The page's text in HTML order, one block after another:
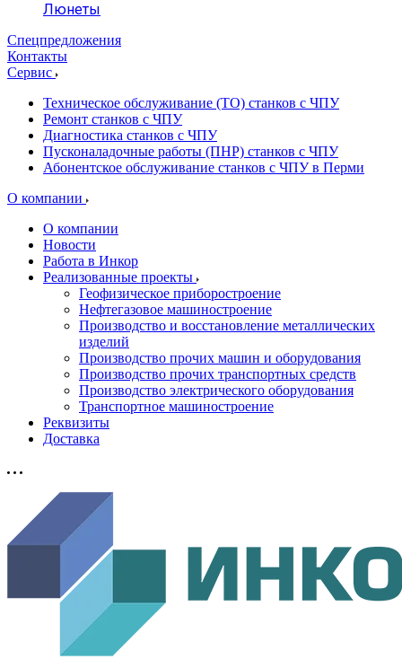
Люнеты
Спецпредложения
Контакты
Сервис
Техническое обслуживание (ТО) станков с ЧПУ
Ремонт станков с ЧПУ
Диагностика станков с ЧПУ
Пусконаладочные работы (ПНР) станков с ЧПУ
Абонентское обслуживание станков с ЧПУ в Перми
О компании
О компании
Новости
Работа в Инкор
Реализованные проекты
Геофизическое приборостроение
Нефтегазовое машиностроение
Производство и восстановление металлических
изделий
Производство прочих машин и оборудования
Производство прочих транспортных средств
Производство электрического оборудования
Транспортное машиностроение
Реквизиты
Доставка